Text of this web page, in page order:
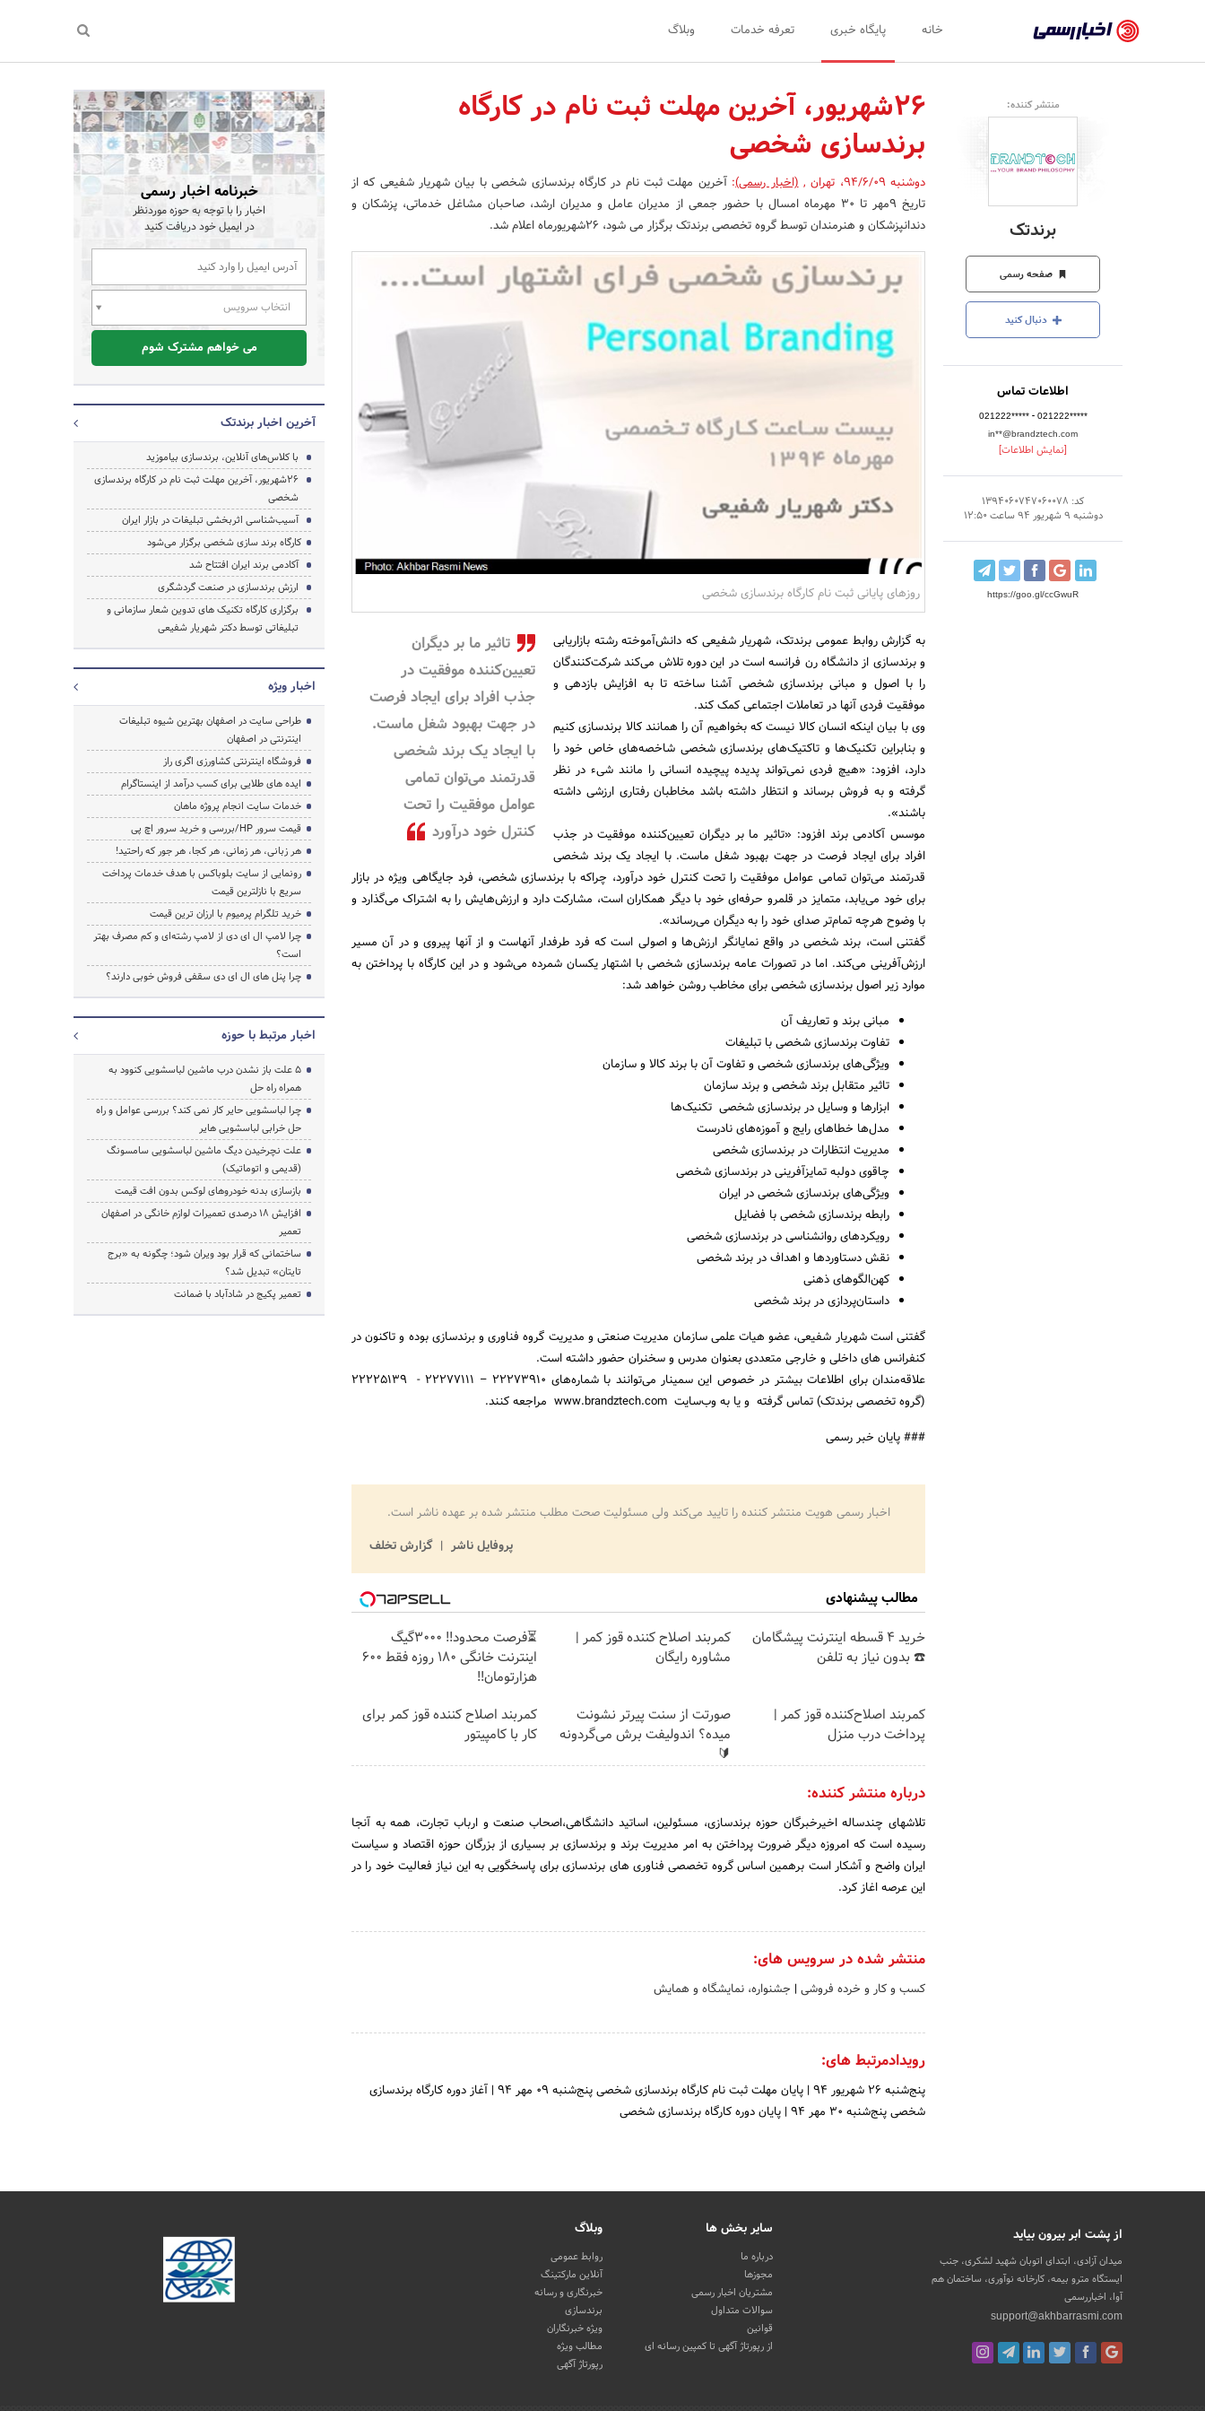
رسمی
-
اخبار
تایید
شرکت‌ها،
سازمان‌ها
و
روابط
عمومی‌ها
خانه پایگاه خبری تعرفه خدمات وبلاگ
منتشر کننده:
برندتک
صفحه رسمی
دنبال کنید
اطلاعات تماس
021222***** - 021222*****
in**@brandztech.com
[نمایش اطلاعات]
کد: 1394060747060078
دوشنبه 9 شهریور 94 ساعت 12:50
https://goo.gl/ccGwuR
26شهریور، آخرین مهلت ثبت نام در کارگاه
برندسازی شخصی
دوشنبه 94/6/09 ، تهران ,(اخبار رسمی):آخرین مهلت ثبت نام در کارگاه برندسازی شخصی با بیان شهریار شفیعی که از
تاریخ 9مهر تا 30 مهرماه امسال با حضور جمعی از مدیران عامل و مدیران ارشد، صاحبان مشاغل خدماتی، پزشکان و
دندانپزشکان و هنرمندان توسط گروه تخصصی برندتک برگزار می شود، 26شهریورماه اعلام شد.
روزهای پایانی ثبت نام کارگاه برندسازی شخصی
تاثیر ما بر دیگران
تعیین‌کننده موفقیت در
جذب افراد برای ایجاد فرصت
در جهت بهبود شغل ماست.
با ایجاد یک برند شخصی
قدرتمند می‌توان تمامی
عوامل موفقیت را تحت
کنترل خود درآورد
به گزارش روابط عمومی برندتک، شهریار شفیعی که دانش‌آموخته رشته بازاریابی
و برندسازی از دانشگاه رن فرانسه است در این دوره تلاش می‌کند شرکت‌کنندگان
را با اصول و مبانی برندسازی شخصی آشنا ساخته تا به افزایش بازدهی و
موفقیت فردی آنها در تعاملات اجتماعی کمک کند.
وی با بیان اینکه انسان کالا نیست که بخواهیم آن را همانند کالا برندسازی کنیم
و بنابراین تکنیک‌ها و تاکتیک‌های برندسازی شخصی شاخصه‌های خاص خود را
دارد، افزود: «هیچ فردی نمی‌تواند پدیده پیچیده انسانی را مانند شیء در نظر
گرفته و به فروش برساند و انتظار داشته باشد مخاطبان رفتاری ارزشی داشته
باشند».
موسس آکادمی برند افزود: «تاثیر ما بر دیگران تعیین‌کننده موفقیت در جذب
افراد برای ایجاد فرصت در جهت بهبود شغل ماست. با ایجاد یک برند شخصی
قدرتمند می‌توان تمامی عوامل موفقیت را تحت کنترل خود درآورد، چراکه با برندسازی شخصی، فرد جایگاهی ویژه در بازار
برای خود می‌یابد، متمایز در قلمرو حرفه‌ای خود با دیگر همکاران است، مشارکت دارد و ارزش‌هایش را به اشتراک می‌گذارد و
با وضوح هرچه تمام‌تر صدای خود را به دیگران می‌رساند».
گفتنی است، برند شخصی در واقع نمایانگر ارزش‌ها و اصولی است که فرد طرفدار آنهاست و از آنها پیروی و در آن مسیر
ارزش‌آفرینی می‌کند. اما در تصورات عامه برندسازی شخصی با اشتهار یکسان شمرده می‌شود و در این کارگاه با پرداختن به
موارد زیر اصول برندسازی شخصی برای مخاطب روشن خواهد شد:
مبانی برند و تعاریف آن
تفاوت برندسازی شخصی با تبلیغات
ویژگی‌های برندسازی شخصی و تفاوت آن با برند کالا و سازمان
تاثیر متقابل برند شخصی و برند سازمان
ابزارها و وسایل در برندسازی شخصی تکنیک‌ها
مدل‌ها خطا‌های رایج و آموزه‌های نادرست
مدیریت انتظارات در برندسازی شخصی
چاقوی دولبه تمایزآفرینی در برندسازی شخصی
ویژگی‌های برندسازی شخصی در ایران
رابطه برندسازی شخصی با فضایل
رویکردهای روانشناسی در برندسازی شخصی
نقش دستاوردها و اهداف در برند شخصی
کهن‌الگوهای ذهنی
داستان‌پردازی در برند شخصی
گفتنی است شهریار شفیعی، عضو هیات علمی سازمان مدیریت صنعتی و مدیریت گروه فناوری و برندسازی بوده و تاکنون در
کنفرانس های داخلی و خارجی متعددی بعنوان مدرس و سخنران حضور داشته است.
علاقه‌مندان برای اطلاعات بیشتر در خصوص این سمینار می‌توانند با شماره‌های 22273910 – 22277111 - 22225139
(گروه تخصصی برندتک) تماس گرفته و یا به وب‌سایت www.brandztech.com مراجعه کنند.
### پایان خبر رسمی
اخبار رسمی هویت منتشر کننده را تایید می‌کند ولی مسئولیت صحت مطلب منتشر شده بر عهده ناشر است.
پروفایل ناشر
گزارش تخلف
مطالب پیشنهادی
خرید 4 قسطه اینترنت پیشگامان
☎️ بدون نیاز به تلفن
کمربند اصلاح کننده قوز کمر |
مشاوره رایگان
⏳فرصت محدود!! 3000گیگ
اینترنت خانگی 180 روزه فقط 600
هزارتومان!!
کمربند اصلاح‌کننده قوز کمر |
پرداخت درب منزل
صورتت از سنت پیرتر نشونت
میده؟ اندولیفت برش می‌گردونه
🔰
کمربند اصلاح کننده قوز کمر برای
کار با کامپیتور
درباره منتشر کننده:
تلاش­های چندساله اخیرخبرگان حوزه برندسازی، مسئولین، اساتید دانشگاهی،اصحاب صنعت و ارباب تجارت، همه به آنجا
رسیده است که امروزه دیگر ضرورت پرداختن به امر مدیریت برند و برندسازی بر بسیاری از بزرگان حوزه اقتصاد و سیاست
ایران واضح و آشکار است برهمین اساس گروه تخصصی فناوری های برندسازی برای پاسخگویی به این نیاز فعالیت خود را در
این عرصه اغاز کرد.
منتشر شده در سرویس های:
کسب و کار و خرده فروشی | جشنواره، نمایشگاه و همایش
رویدادمرتبط های:
پنج‌شنبه 26 شهریور 94 | پایان مهلت ثبت نام کارگاه برندسازی شخصیپنج‌شنبه 09 مهر 94 | آغاز دوره کارگاه برندسازی
شخصیپنج‌شنبه 30 مهر 94 | پایان دوره کارگاه برندسازی شخصی
خبرنامه اخبار رسمی
اخبار را با توجه به حوزه موردنظر
در ایمیل خود دریافت کنید
انتخاب سرویس
می خواهم مشترک شوم
آخرین اخبار برندتک
با کلاس‌های آنلاین، برندسازی بیاموزید
26شهریور، آخرین مهلت ثبت نام در کارگاه برندسازی
شخصی
آسیب‌شناسی اثربخشی تبلیغات در بازار ایران
کارگاه برند سازی شخصی برگزار می‌شود
آکادمی برند ایران افتتاح شد
ارزش برندسازی در صنعت گردشگری
برگزاری کارگاه تکنیک های تدوین شعار سازمانی و
تبلیغاتی توسط دکتر شهریار شفیعی
اخبار ویژه
طراحی سایت در اصفهان بهترین شیوه تبلیغات
اینترنتی در اصفهان
فروشگاه اینترنتی کشاورزی اگری راز
ایده های طلایی برای کسب درآمد از اینستاگرام
خدمات سایت انجام پروژه ماهان
قیمت سرور HP/بررسی و خرید سرور اچ پی
هر زبانی، هر زمانی، هر کجا، هر جور که راحتید!
رونمایی از سایت بلوباکس با هدف خدمات پرداخت
سریع با نازلترین قیمت
خرید تلگرام پرمیوم با ارزان ترین قیمت
چرا لامپ ال ای دی از لامپ رشته‌ای و کم مصرف بهتر
است؟
چرا پنل های ال ای دی سقفی فروش خوبی دارند؟
اخبار مرتبط با حوزه
5 علت باز نشدن درب ماشین لباسشویی کنوود به
همراه راه حل
چرا لباسشویی حایر کار نمی کند؟ بررسی عوامل و راه
حل خرابی لباسشویی هایر
علت نچرخیدن دیگ ماشین لباسشویی سامسونگ
(قدیمی و اتوماتیک)
بازسازی بدنه خودروهای لوکس بدون افت قیمت
افزایش ۱۸ درصدی تعمیرات لوازم خانگی در اصفهان
تعمیر
ساختمانی که قرار بود ویران شود؛ چگونه به «برج
تایتان» تبدیل شد؟
تعمیر پکیج در شادآباد با ضمانت
از پشت ابر بیرون بیاید
میدان آزادی، ابتدای اتوبان شهید لشکری، جنب
ایستگاه مترو بیمه، کارخانه نوآوری، ساختمان هم
آوا، اخباررسمی
support@akhbarrasmi.com
سایر بخش ها
درباره ما
مجوزها
مشتریان اخبار رسمی
سوالات متداول
قوانین
از رپورتاژ آگهی تا کمپین رسانه ای
وبلاگ
روابط عمومی
آنلاین مارکتینگ
خبرنگاری و رسانه
برندسازی
ویژه خبرنگاران
مطالب ویژه
رپورتاژ آگهی